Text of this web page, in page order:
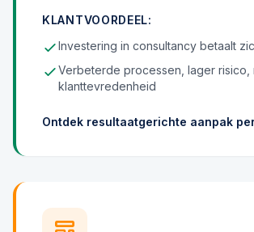
KLANTVOORDEEL:
Investering in consultancy betaalt
Verbeterde processen, lager risico,
klanttevredenheid
Ontdek resultaatgerichte aanpak